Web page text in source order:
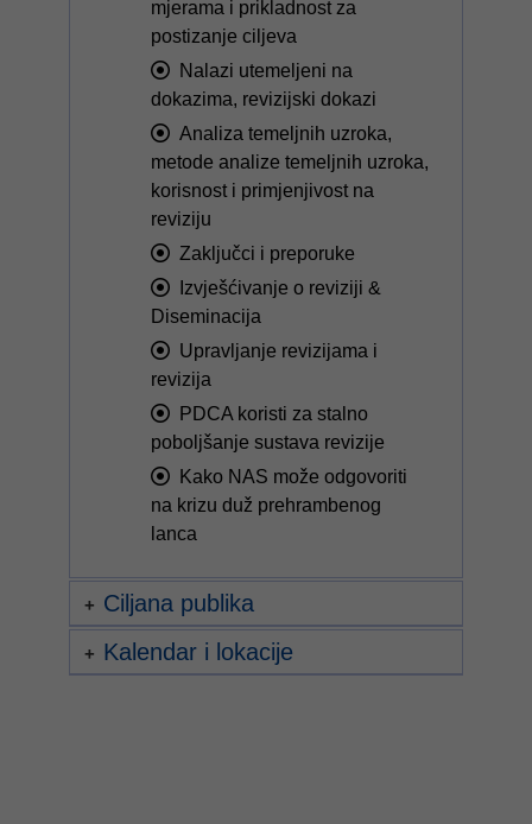
mjerama i prikladnost za
postizanje ciljeva
Nalazi utemeljeni na
dokazima, revizijski dokazi
Analiza temeljnih uzroka,
metode analize temeljnih uzroka,
korisnost i primjenjivost na
reviziju
Zaključci i preporuke
Izvješćivanje o reviziji &
Diseminacija
Upravljanje revizijama i
revizija
PDCA koristi za stalno
poboljšanje sustava revizije
Kako NAS može odgovoriti
na krizu duž prehrambenog
lanca
Ciljana publika
Kalendar i lokacije